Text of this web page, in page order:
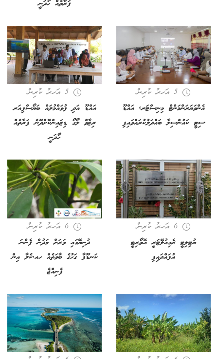
ފަރާތެއް ހޯދަނީ
5 އަހރު ކުރިން
އެންވަޔަރަންމަންޓް މިނިސްޓަރ, އައްޑޫ
ސިޓީ ކައުންސިލާ ބައްދަލުކުރައްވައިފި
5 އަހރު ކުރިން
އައްޑޫ އަދި ފުވައްމުލައް ބަޔޯސްފިއަރ
ރިޒާވް ލޯގޯ ޑިޒައިންކޮށްދޭނެ ފަރާތެއް
ހޯދަނީ
6 އަހރު ކުރިން
ޔުޓިލިޓީ ރެގިއުލޭޓަރީ އޮތޯރިޓީ
އުފައްދައިފި
6 އަހރު ކުރިން
ދުނިޔޭގައި ވަރަށް މަދުން ފެންނަ
ކަނޑޫފާ ގަހުގެ ބާވަތެއް ހއ.ކެލާ އިން
ފެނިއްޖެ